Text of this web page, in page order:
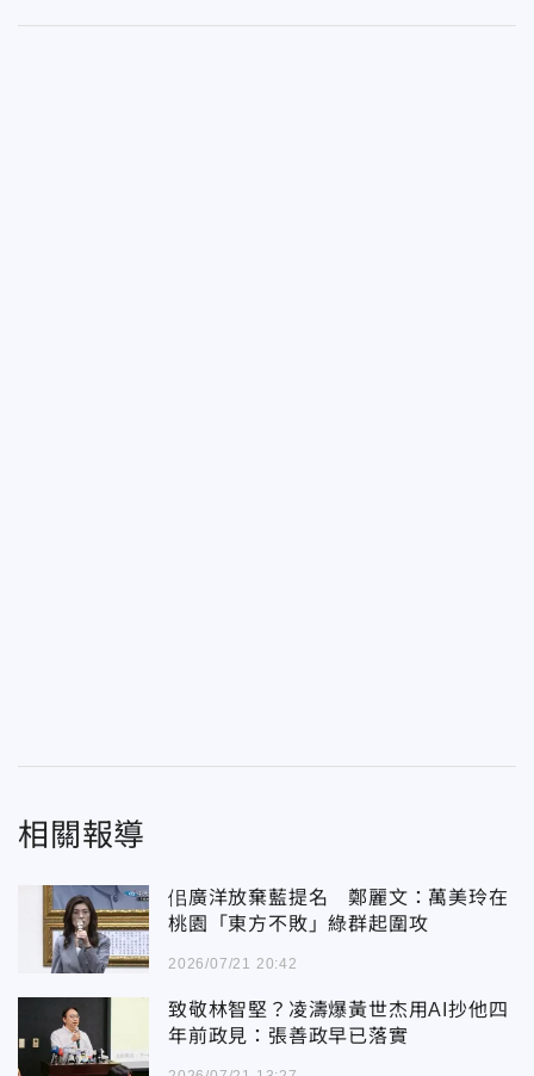
相關報導
佀廣洋放棄藍提名 鄭麗文：萬美玲在
桃園「東方不敗」綠群起圍攻
2026/07/21 20:42
致敬林智堅？凌濤爆黃世杰用AI抄他四
年前政見：張善政早已落實